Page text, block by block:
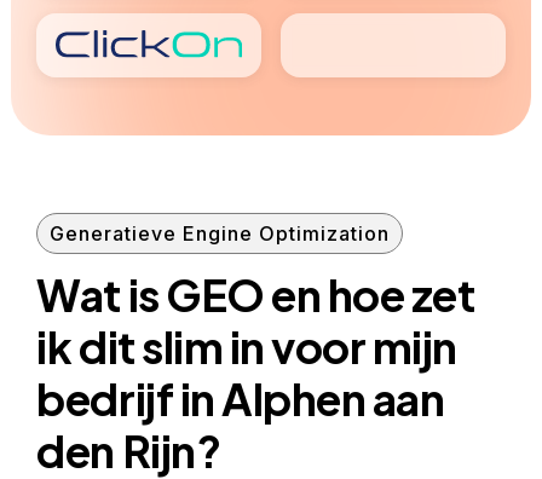
Generatieve Engine Optimization
Wat is GEO en hoe zet
ik dit slim in voor mijn
bedrijf in Alphen aan
den Rijn?